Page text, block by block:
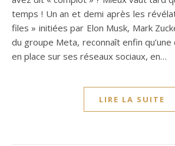
temps ! Un an et demi après les
files » initiées par Elon Musk, Mark
du groupe Meta, reconnaît enfin
en place sur ses réseaux sociaux, en…
LIRE LA SUITE